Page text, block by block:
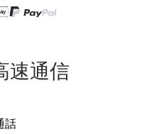
速通信
話